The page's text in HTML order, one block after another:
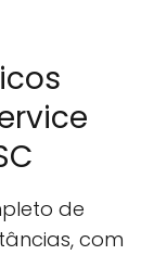
de
com